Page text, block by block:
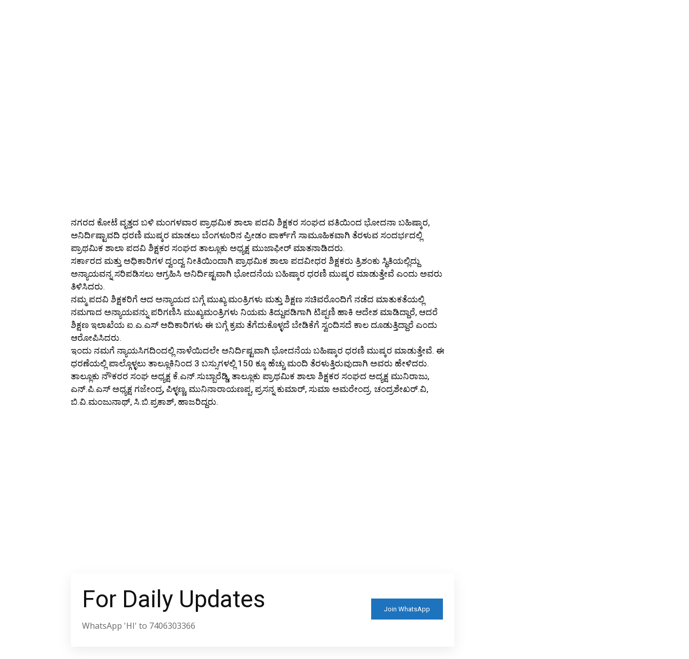
ನಗರದ ಕೋಟೆ ವೃತ್ತದ ಬಳಿ ಮಂಗಳವಾರ ಪ್ರಾಥಮಿಕ ಶಾಲಾ ಪದವಿ ಶಿಕ್ಷಕರ ಸಂಘದ ವತಿಯಿಂದ ಭೋದನಾ ಬಹಿಷ್ಕಾರ,
ಅನಿರ್ದಿಷ್ಟಾವದಿ ಧರಣಿ ಮುಷ್ಕರ ಮಾಡಲು ಬೆಂಗಳೂರಿನ ಪ್ರೀಡಂ ಪಾರ್ಕ್‌ಗೆ ಸಾಮೂಹಿಕವಾಗಿ ತೆರಳುವ ಸಂದರ್ಭದಲ್ಲಿ
ಪ್ರಾಥಮಿಕ ಶಾಲಾ ಪದವಿ ಶಿಕ್ಷಕರ ಸಂಘದ ತಾಲ್ಲೂಕು ಅಧ್ಯಕ್ಷ ಮುಜಾಫೀರ್ ಮಾತನಾಡಿದರು.
ಸರ್ಕಾರದ ಮತ್ತು ಅಧಿಕಾರಿಗಳ ದ್ವಂದ್ವ ನೀತಿಯಿಂದಾಗಿ ಪ್ರಾಥಮಿಕ ಶಾಲಾ ಪದವೀಧರ ಶಿಕ್ಷಕರು ತ್ರಿಶಂಕು ಸ್ಥಿತಿಯಲ್ಲಿದ್ದು
ಅನ್ಯಾಯವನ್ನ ಸರಿಪಡಿಸಲು ಆಗ್ರಹಿಸಿ ಅನಿರ್ದಿಷ್ಟವಾಗಿ ಭೋದನೆಯ ಬಹಿಷ್ಕಾರ ಧರಣಿ ಮುಷ್ಕರ ಮಾಡುತ್ತೇವೆ ಎಂದು ಅವರು
ತಿಳಿಸಿದರು.
ನಮ್ಮ ಪದವಿ ಶಿಕ್ಷಕರಿಗೆ ಆದ ಅನ್ಯಾಯದ ಬಗ್ಗೆ ಮುಖ್ಯ ಮಂತ್ರಿಗಳು ಮತ್ತು ಶಿಕ್ಷಣ ಸಚಿವರೊಂದಿಗೆ ನಡೆದ ಮಾತುಕತೆಯಲ್ಲಿ
ನಮಗಾದ ಅನ್ಯಾಯವನ್ನು ಪರಿಗಣಿಸಿ ಮುಖ್ಯಮಂತ್ರಿಗಳು ನಿಯಮ ತಿದ್ದುಪಡಿಗಾಗಿ ಟಿಪ್ಪಣಿ ಹಾಕಿ ಆದೇಶ ಮಾಡಿದ್ದಾರೆ, ಆದರೆ
ಶಿಕ್ಷಣ ಇಲಾಖೆಯ ಐ.ಎ.ಎಸ್ ಅದಿಕಾರಿಗಳು ಈ ಬಗ್ಗೆ ಕ್ರಮ ತೆಗೆದುಕೊಳ್ಳದೆ ಬೇಡಿಕೆಗೆ ಸ್ವಂದಿಸದೆ ಕಾಲ ದೂಡುತ್ತಿದ್ದಾರೆ ಎಂದು
ಆರೋಪಿಸಿದರು.
ಇಂದು ನಮಗೆ ನ್ಯಾಯಸಿಗದಿಂದಲ್ಲಿ ನಾಳೆಯಿದಲೇ ಅನಿರ್ದಿಷ್ಟವಾಗಿ ಭೋದನೆಯ ಬಹಿಷ್ಕಾರ ಧರಣಿ ಮುಷ್ಕರ ಮಾಡುತ್ತೇವೆ. ಈ
ಧರಣೆಯಲ್ಲಿ ಪಾಲ್ಗೊಳ್ಳಲು ತಾಲ್ಲೂಕಿನಿಂದ 3 ಬಸ್ಸುಗಳಲ್ಲಿ 150 ಕ್ಕೂ ಹೆಚ್ಚು ಮಂದಿ ತೆರಳುತ್ತಿರುವುದಾಗಿ ಅವರು ಹೇಳಿದರು.
ತಾಲ್ಲೂಕು ನೌಕರರ ಸಂಘ ಅಧ್ಯಕ್ಷ ಕೆ.ಎನ್.ಸುಬ್ಬಾರೆಡ್ಡಿ, ತಾಲ್ಲೂಕು ಪ್ರಾಥಮಿಕ ಶಾಲಾ ಶಿಕ್ಷಕರ ಸಂಘದ ಅದ್ಯಕ್ಷ ಮುನಿರಾಜು,
ಎನ್.ಪಿ.ಎಸ್ ಅಧ್ಯಕ್ಷ ಗಜೇಂದ್ರ, ಪಿಳ್ಳಣ್ಣ, ಮುನಿನಾರಾಯಣಪ್ಪ, ಪ್ರಸನ್ನ ಕುಮಾರ್, ಸುಮಾ ಅಮರೇಂದ್ರ. ಚಂದ್ರಶೇಖರ್.ವಿ,
ಬಿ.ವಿ.ಮಂಜುನಾಥ್, ಸಿ.ಬಿ.ಪ್ರಕಾಶ್, ಹಾಜರಿದ್ದರು.
For Daily Updates
WhatsApp 'HI' to 7406303366
Join WhatsApp